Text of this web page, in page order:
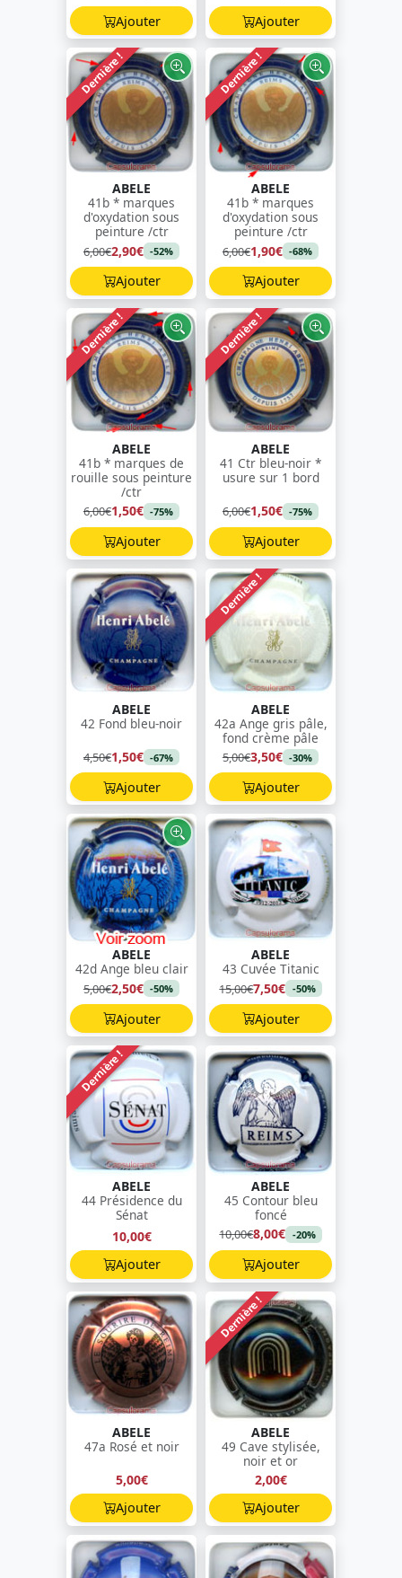
Ajouter Ajouter
Dernière !
ABELE
41b * marques
d'oxydation sous
peinture /ctr
6,00€2,90€ -52%
Ajouter
Dernière !
ABELE
41b * marques
d'oxydation sous
peinture /ctr
6,00€1,90€ -68%
Ajouter
Dernière !
ABELE
41b * marques de
rouille sous peinture
/ctr
6,00€1,50€ -75%
Ajouter
Dernière !
ABELE
41 Ctr bleu-noir *
usure sur 1 bord
6,00€1,50€ -75%
Ajouter
ABELE
42 Fond bleu-noir
4,50€1,50€ -67%
Ajouter
Dernière !
ABELE
42a Ange gris pâle,
fond crème pâle
5,00€3,50€ -30%
Ajouter
ABELE
42d Ange bleu clair
5,00€2,50€ -50%
Ajouter
ABELE
43 Cuvée Titanic
15,00€7,50€ -50%
Ajouter
Dernière !
ABELE
44 Présidence du
Sénat
10,00€
Ajouter
ABELE
45 Contour bleu
foncé
10,00€8,00€ -20%
Ajouter
ABELE
47a Rosé et noir
5,00€
Ajouter
Dernière !
ABELE
49 Cave stylisée,
noir et or
2,00€
Ajouter